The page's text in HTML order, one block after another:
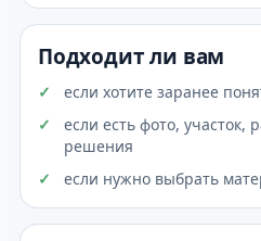
Подходит ли вам
если хотите заранее
если есть фото,
решения
если нужно выбрать